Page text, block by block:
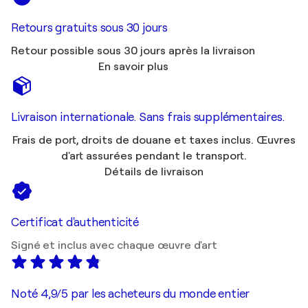
Retours gratuits sous 30 jours
Retour possible sous 30 jours après la livraison
En savoir plus
Livraison internationale. Sans frais supplémentaires.
Frais de port, droits de douane et taxes inclus. Œuvres
d'art assurées pendant le transport.
Détails de livraison
Certificat d'authenticité
Signé et inclus avec chaque œuvre d'art
Noté 4,9/5 par les acheteurs du monde entier